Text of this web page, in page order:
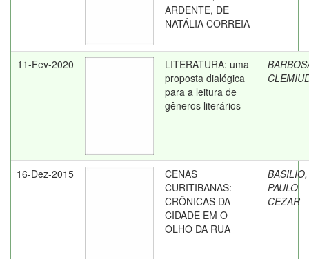
ARDENTE, DE
NATÁLIA CORREIA
11-Fev-2020
LITERATURA: uma
proposta dialógica
para a leitura de
gêneros literários
16-Dez-2015
CENAS
CURITIBANAS:
CRÔNICAS DA
CIDADE EM O
OLHO DA RUA
BASILIO,
PAULO
CEZAR